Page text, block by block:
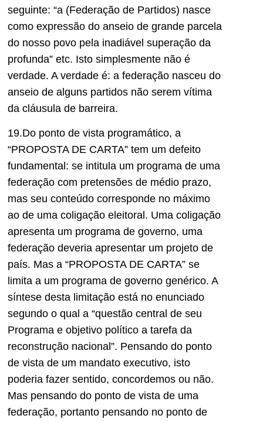
seguinte: “a (Federação de Partidos) nasce
como expressão do anseio de grande parcela
do nosso povo pela inadiável superação da
profunda” etc. Isto simplesmente não é
verdade. A verdade é: a federação nasceu do
anseio de alguns partidos não serem vítima
da cláusula de barreira.
19.Do ponto de vista programático, a
“PROPOSTA DE CARTA” tem um defeito
fundamental: se intitula um programa de uma
federação com pretensões de médio prazo,
mas seu conteúdo corresponde no máximo
ao de uma coligação eleitoral. Uma coligação
apresenta um programa de governo, uma
federação deveria apresentar um projeto de
país. Mas a “PROPOSTA DE CARTA” se
limita a um programa de governo genérico. A
síntese desta limitação está no enunciado
segundo o qual a “questão central de seu
Programa e objetivo político a tarefa da
reconstrução nacional”. Pensando do ponto
de vista de um mandato executivo, isto
poderia fazer sentido, concordemos ou não.
Mas pensando do ponto de vista de uma
federação, portanto pensando no ponto de